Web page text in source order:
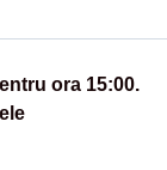
ora 15:00.